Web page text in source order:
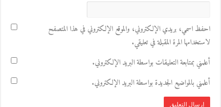
احفظ اسمي، بريدي الإلكتروني، والموقع الإلكتروني في هذا المتصفح
لاستخدامها المرة المقبلة في تعليقي.
أعلمني بمتابعة التعليقات بواسطة البريد الإلكتروني.
أعلمني بالمواضيع الجديدة بواسطة البريد الإلكتروني.